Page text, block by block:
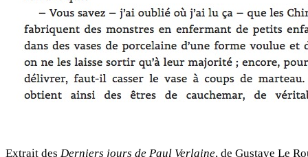
Extrait des Derniers jours de Paul Verlaine, de Gustave Le